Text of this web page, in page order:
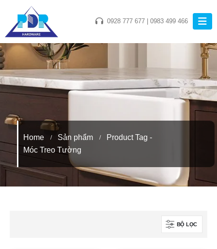
0928 777 677 0983 499 466
Home Sản phẩm
Product Tag -
Móc Treo Tường
BỘ LỌC